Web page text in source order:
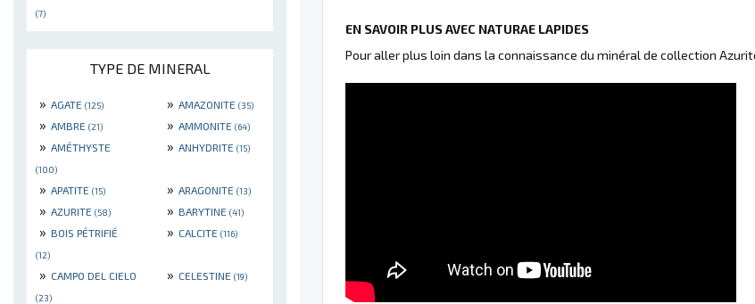
(7)
TYPE DE MINERAL
» AGATE (125) » AMAZONITE (35)
» AMBRE (21) » AMMONITE (64)
» AMÉTHYSTE
(100)
» ANHYDRITE (15)
» APATITE (15) » ARAGONITE (13)
» AZURITE (58) » BARYTINE (41)
» BOIS PÉTRIFIÉ
(12)
» CALCITE (116)
» CAMPO DEL CIELO
(23)
» CELESTINE (19)
EN SAVOIR PLUS AVEC NATURAE LAPIDES
Pour aller plus loin dans la connaissance du minéral de collection